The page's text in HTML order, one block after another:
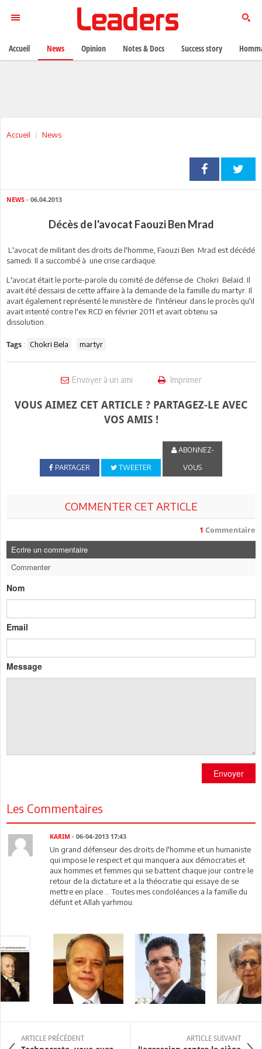
Accueil News
NEWS - 06.04.2013
Décès de l'avocat Faouzi Ben Mrad
L'avocat de militant des droits de l'homme, Faouzi Ben Mrad est décédé
samedi. Il a succombé à une crise cardiaque.
L'avocat était le porte-parole du comité de défense de Chokri Belaïd. Il
avait été dessaisi de cette affaire à la demande de la famille du martyr. Il
avait également représenté le ministère de l'intérieur dans le procès qu'il
avait intenté contre l'ex RCD en février 2011 et avait obtenu sa
dissolution..
Tags : Chokri Bela martyr
Envoyer à un ami Imprimer
VOUS AIMEZ CET ARTICLE ? PARTAGEZ-LE AVEC
VOS AMIS !
PARTAGER TWEETER
ABONNEZ-
VOUS
COMMENTER CET ARTICLE
1 Commentaire
Ecrire un commentaire
Commenter
Nom
Email
Message
Envoyer
Les Commentaires
KARIM - 06-04-2013 17:43
Un grand défenseur des droits de l'homme et un humaniste
qui impose le respect et qui manquera aux démocrates et
aux hommes et femmes qui se battent chaque jour contre le
retour de la dictature et a la théocratie qui essaye de se
mettre en place ... Toutes mes condoléances a la famille du
défunt et Allah yarhmou.
ARTICLE PRÉCÉDENT ARTICLE SUIVANT
Accueil News Opinion Notes & Docs Success story